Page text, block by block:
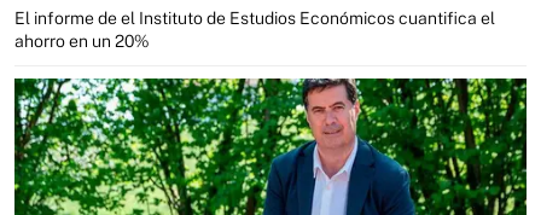
El informe de el Instituto de Estudios Económicos cuantifica el
ahorro en un 20%